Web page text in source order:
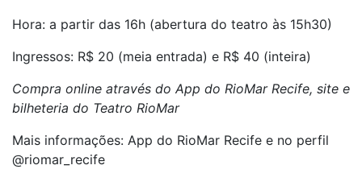
Hora: a partir das 16h (abertura do teatro às 15h30)
Ingressos: R$ 20 (meia entrada) e R$ 40 (inteira)
Compra online através do App do RioMar Recife, site e
bilheteria do Teatro RioMar
Mais informações: App do RioMar Recife e no perfil
@riomar_recife